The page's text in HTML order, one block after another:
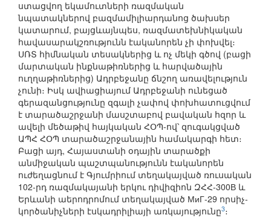
ստացվող եկամուտների ռազմական
նպատակներով բազմամիլիարդանոց ծախսեր
կատարում, բայցևայնպես, ռազմատեխնիկական
հավասարակշռությունն էականորեն չի փոխվել։
ՍՌՏ հիմնական տեսակներից և ոչ մեկի գծով (բացի
մարտական ինքնաթիռներից և հարվածային
ուղղաթիռներից) Ադրբեջանը ճնշող առավելություն
չունի։ Իսկ ավիացիայում Ադրբեջանի ունեցած
գերազանցությունը զգալի չափով փոխհատուցվում
է տարածաշրջանի մասշտաբով բավական հզոր և
ավելի մեծաթիվ հայկական ՀՕՊ-ով՝ զուգակցված
ԱՊՀ ՀՕՊ տարածաշրջանային համակարգի հետ։
Բացի այդ, Հայաստանի օդային տարածքի
անմիջական պաշտպանությունն էականորեն
ուժեղացնում է Գյումրիում տեղակայված ռուսական
102-րդ ռազմակայանի երկու դիվիզիոն ԶՀՀ-300В և
Երևանի աերոդրոմում տեղակայված МиГ-29 որսիչ-
կործանիչների էսկադրիլիայի առկայությունը3։